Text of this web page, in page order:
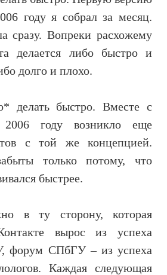
году я собрал за месяц.
сразу. Вопреки расхожему
делается либо быстро и
долго и плохо.
делать быстро. Вместе с
году возникло еще
с той же концепцией.
только потому, что
быстрее.
в ту сторону, которая
вырос из успеха
форум СПбГУ – из успеха
Каждая следующая